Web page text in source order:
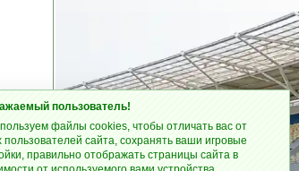
пользователь!
файлы cookies, чтобы отличать вас от
пользователей сайта, сохранять ваши игровые
правильно отображать страницы сайта в